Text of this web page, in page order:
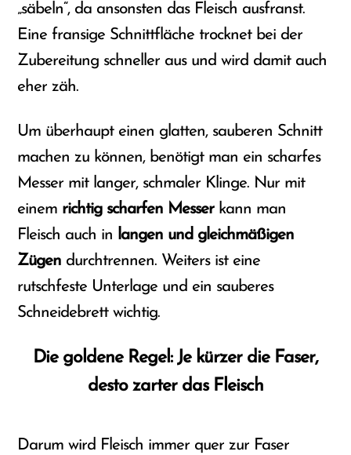
„säbeln“, da ansonsten das Fleisch ausfranst.
Eine fransige Schnittfläche trocknet bei der
Zubereitung schneller aus und wird damit auch
eher zäh.
Um überhaupt einen glatten, sauberen Schnitt
machen zu können, benötigt man ein scharfes
Messer mit langer, schmaler Klinge. Nur mit
einem richtig scharfen Messer kann man
Fleisch auch in langen und gleichmäßigen
Zügen durchtrennen. Weiters ist eine
rutschfeste Unterlage und ein sauberes
Schneidebrett wichtig.
Die goldene Regel: Je kürzer die Faser,
desto zarter das Fleisch
Darum wird Fleisch immer quer zur Faser